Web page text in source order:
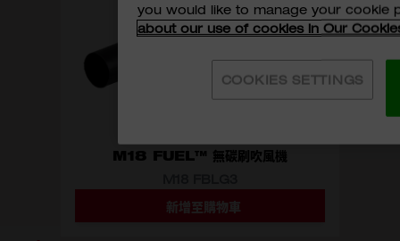
M18 FUEL™ 無碳刷吹風機
M18 FBLG3-0新增至購物車
you would like to manage your cookie
about our use of cookies in Our
COOKIES SETTINGS